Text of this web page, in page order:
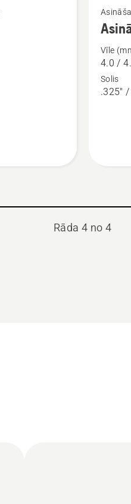
vairāk
parVīle
4.0 /
Solis
.325"
Rāda 4 no 4